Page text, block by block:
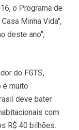
o Programa de
Minha Vida",
deste ano",
do FGTS,
é muito
deve bater
com
R$ 40 bilhões.